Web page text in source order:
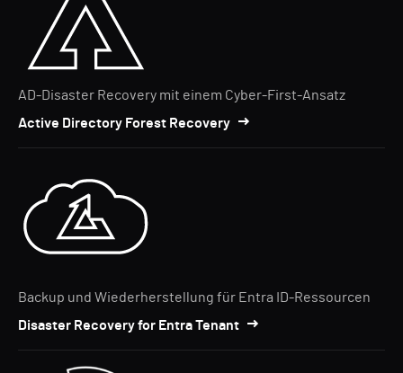
AD-Disaster Recovery mit einem Cyber-First-Ansatz
Active Directory Forest Recovery
Backup und Wiederherstellung für Entra ID-Ressourcen
Disaster Recovery for Entra Tenant